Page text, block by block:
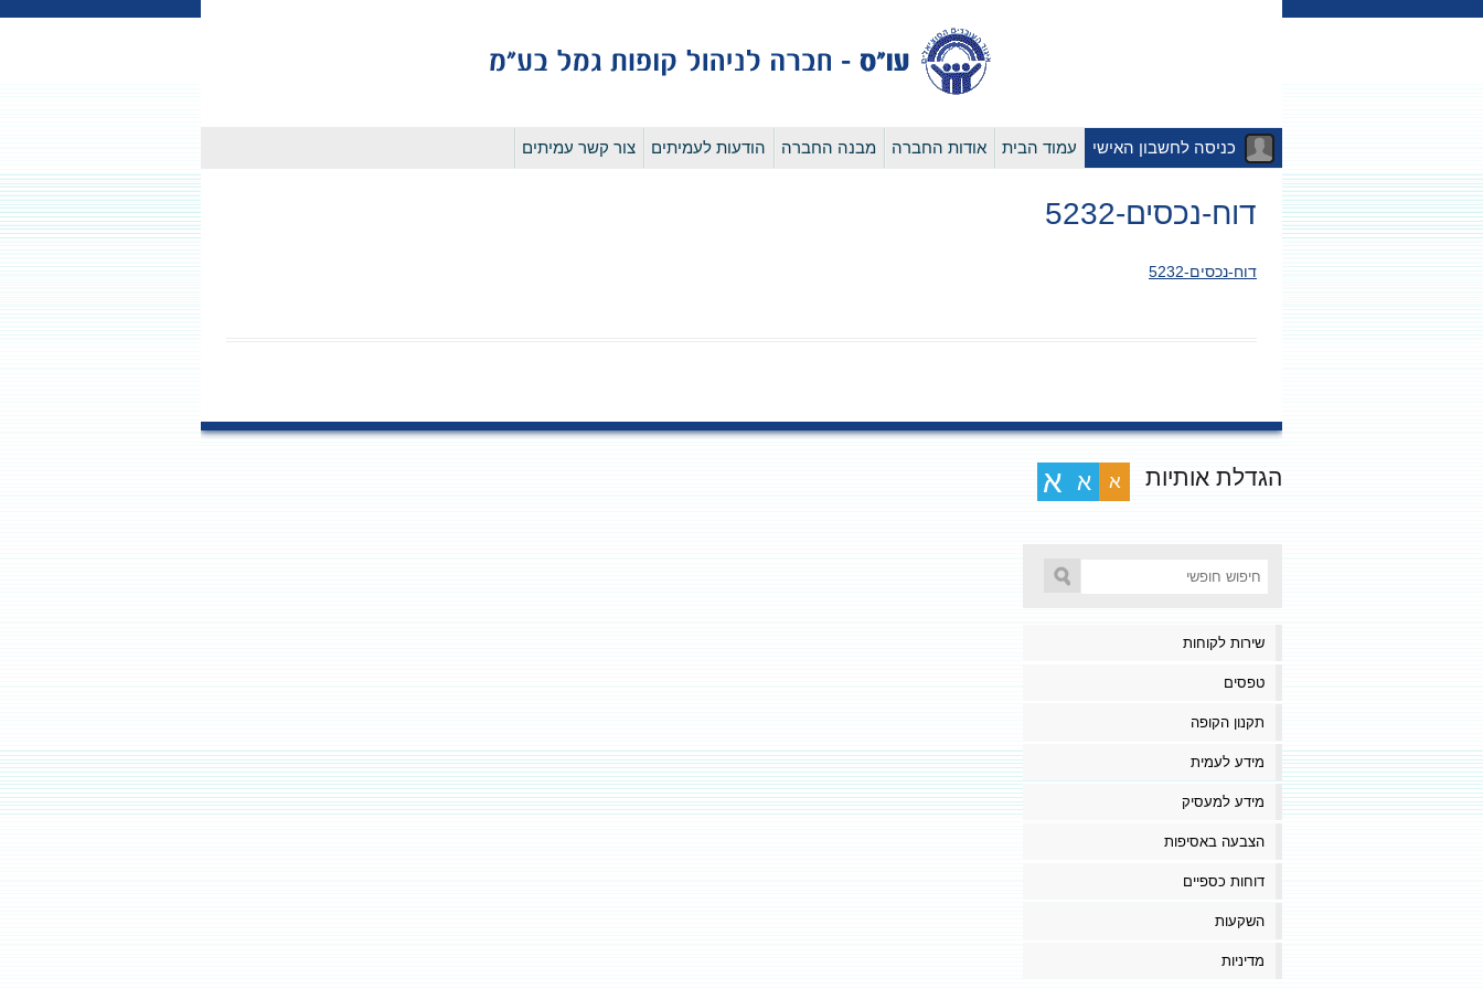
לדלג
כניסה לחשבון האישי עמוד הבית אודות החברה מבנה החברה הודעות לעמיתים צור קשר עמיתים
דוח-נכסים-5232
דוח-נכסים-5232
הגדלת אותיות א א א
שירות לקוחות
טפסים
תקנון הקופה
מידע לעמית
מידע למעסיק
הצבעה באסיפות
דוחות כספיים
השקעות
מדיניות